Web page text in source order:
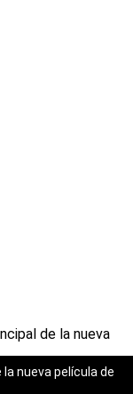
nueva película de